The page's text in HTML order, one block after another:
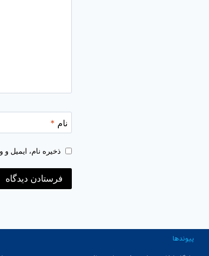
نام *
ذخیره نام، ایمیل
پیوندها